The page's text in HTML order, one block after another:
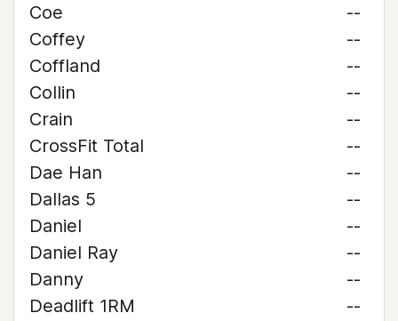
Coe
--
Coffey
--
Coffland
--
Collin
--
Crain
--
CrossFit Total
--
Dae Han
--
Dallas 5
--
Daniel
--
Daniel Ray
--
Danny
--
Deadlift 1RM
--